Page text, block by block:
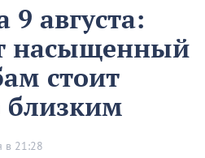
9 августа:
насыщенный
стоит
близким
в 21:28